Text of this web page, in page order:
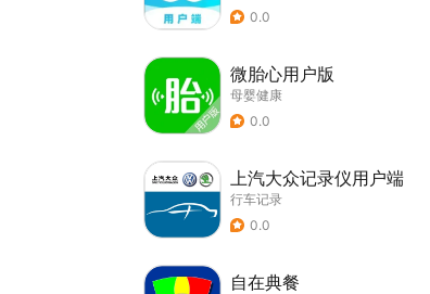
0.0
微胎心用户版
母婴健康
0.0
上汽大众记录仪用户端
行车记录
0.0
自在典餐